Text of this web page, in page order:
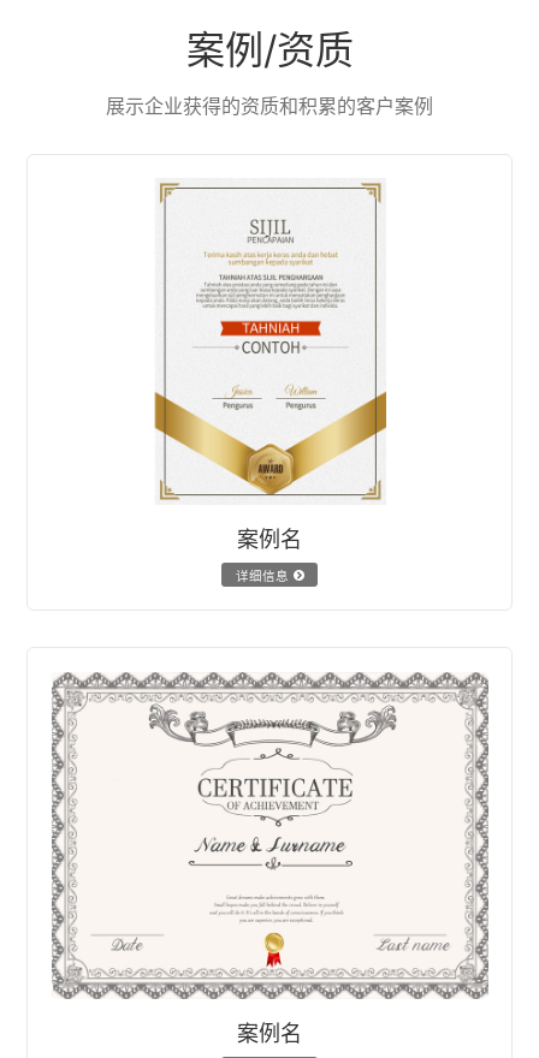
案例/资质
展示企业获得的资质和积累的客户案例
案例名
详细信息
案例名